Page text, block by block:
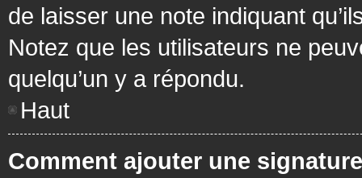
de laisser une note indiquant
Notez que les utilisateurs ne
quelqu’un y a répondu.
Haut
Comment ajouter une